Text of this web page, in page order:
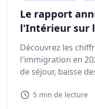
Le rapport
l'Intérieur sur
Découvrez les
l'immigration en
de séjour, baisse
migratoire soulève
5 min de lecture